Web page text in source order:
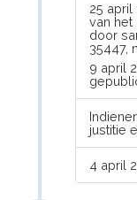
25
van
door
35447,
9 april
justitie
4 april